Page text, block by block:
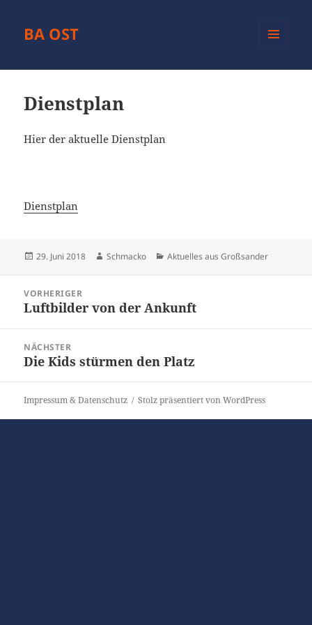
BA OST
Dienstplan
Hier der aktuelle Dienstplan
Dienstplan
Veröffentlicht
29. Juni 2018 Autor
Schmacko Kategorien
Aktuelles aus Großsander
VORHERIGER
Vorheriger
Luftbilder von der Ankunft
NÄCHSTER
Nächster
Die Kids stürmen den Platz
Impressum & Datenschutz Stolz präsentiert von WordPress